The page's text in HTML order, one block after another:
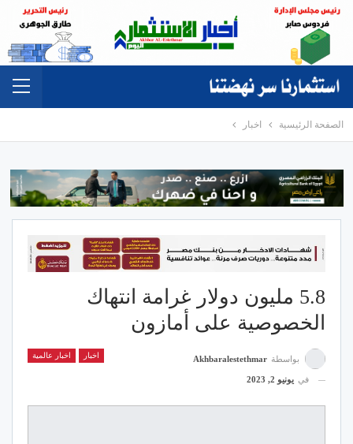
الصفحة الرئيسية اخبار
5.8 مليون دولار غرامة انتهاك
الخصوصية على أمازون
اخبار اخبار عالمية بواسطة Akhbaralestethmar
في يونيو 2, 2023